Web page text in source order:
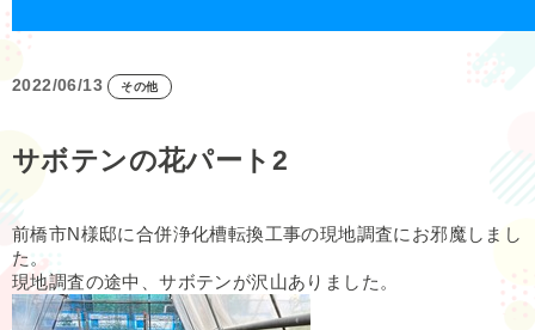
2022/06/13 その他
サボテンの花パート2
前橋市N様邸に合併浄化槽転換工事の現地調査にお邪魔しまし
た。
現地調査の途中、サボテンが沢山ありました。